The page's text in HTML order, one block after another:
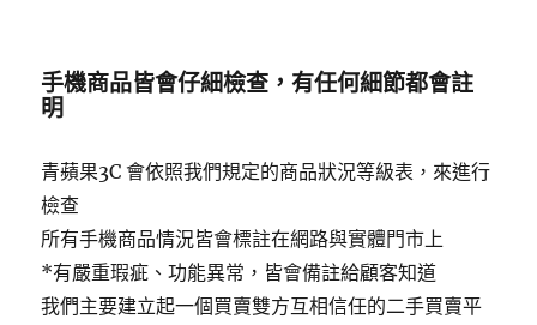
手機商品皆會仔細檢查，有任何細節都會註
明
青蘋果3C 會依照我們規定的商品狀況等級表，來進行
檢查
所有手機商品情況皆會標註在網路與實體門市上
*有嚴重瑕疵、功能異常，皆會備註給顧客知道
我們主要建立起一個買賣雙方互相信任的二手買賣平